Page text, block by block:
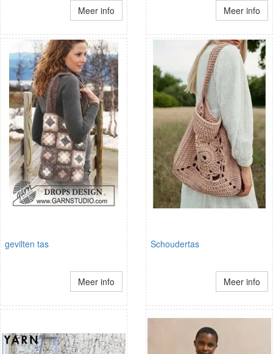
Meer info Meer info
gevilten tas
Meer info
Schoudertas
Meer info